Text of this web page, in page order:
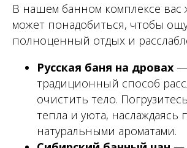
В нашем банном комплексе вас
может понадобиться, чтобы
полноценный отдых и
Русская баня на дровах —
традиционный способ
очистить тело.
тепла и уюта, наслаждаясь
натуральными ароматами.